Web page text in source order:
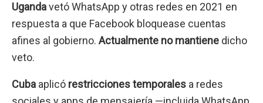
Ugandavetó WhatsApp y otras redes en 2021 en
respuesta a que Facebook bloquease cuentas
afines al gobierno. Actualmente no mantiene dicho
veto.
Cuba aplicó restricciones temporales a redes